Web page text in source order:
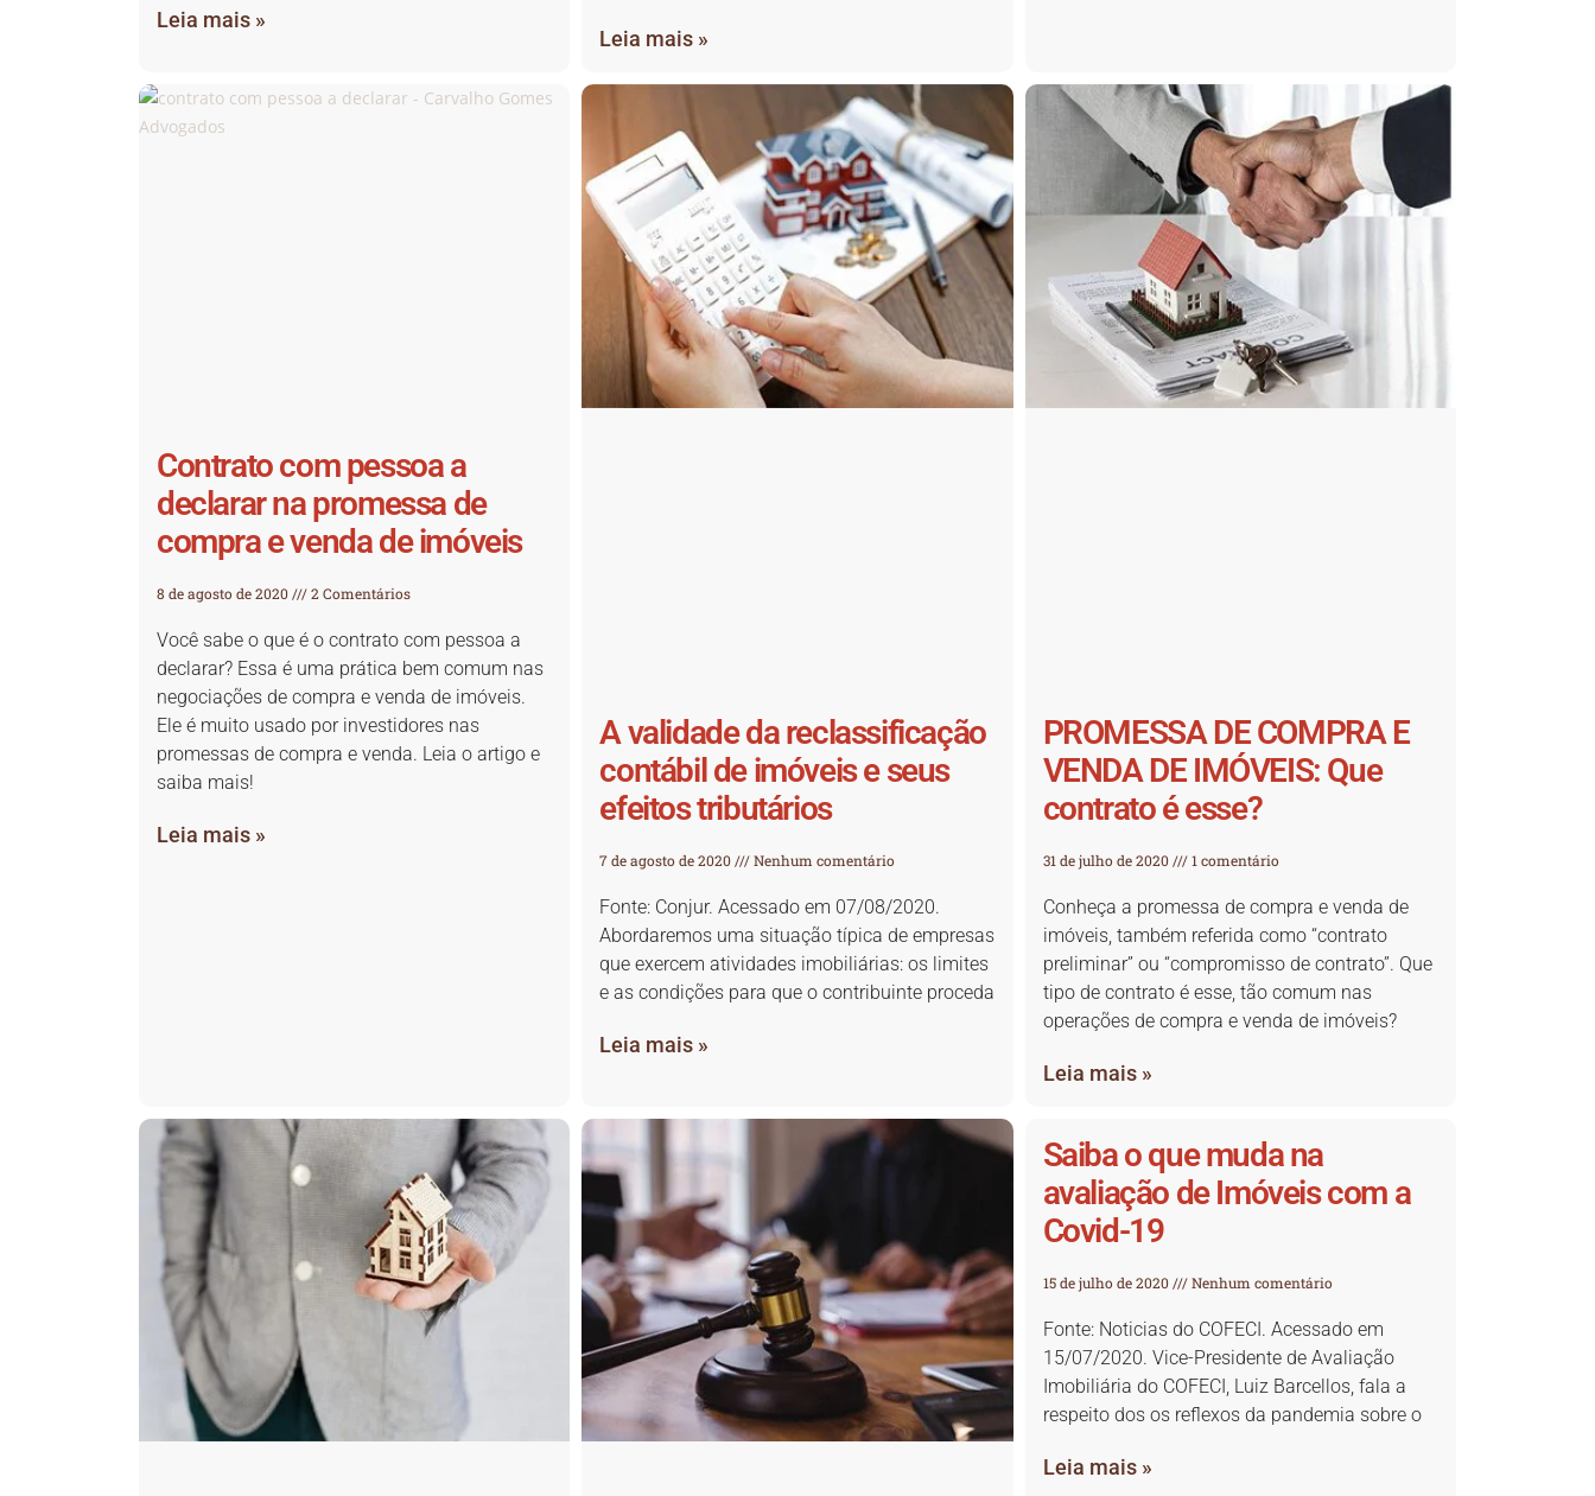
Leia mais »
Leia mais »
Contrato com pessoa a
declarar na promessa de
compra e venda de imóveis
8 de agosto de 2020 2 Comentários
Você sabe o que é o contrato com pessoa a
declarar? Essa é uma prática bem comum nas
negociações de compra e venda de imóveis.
Ele é muito usado por investidores nas
promessas de compra e venda. Leia o artigo e
saiba mais!
Leia mais »
A validade da reclassificação
contábil de imóveis e seus
efeitos tributários
7 de agosto de 2020 Nenhum comentário
Fonte: Conjur. Acessado em 07/08/2020.
Abordaremos uma situação típica de empresas
que exercem atividades imobiliárias: os limites
e as condições para que o contribuinte proceda
Leia mais »
PROMESSA DE COMPRA E
VENDA DE IMÓVEIS: Que
contrato é esse?
31 de julho de 2020 1 comentário
Conheça a promessa de compra e venda de
imóveis, também referida como “contrato
preliminar” ou “compromisso de contrato”. Que
tipo de contrato é esse, tão comum nas
operações de compra e venda de imóveis?
Leia mais »
Saiba o que muda na
avaliação de Imóveis com a
Covid-19
15 de julho de 2020 Nenhum comentário
​Fonte: Noticias do COFECI. Acessado em
15/07/2020. Vice-Presidente de Avaliação
Imobiliária do COFECI, Luiz Barcellos, fala a
respeito dos os reflexos da pandemia sobre o
Leia mais »